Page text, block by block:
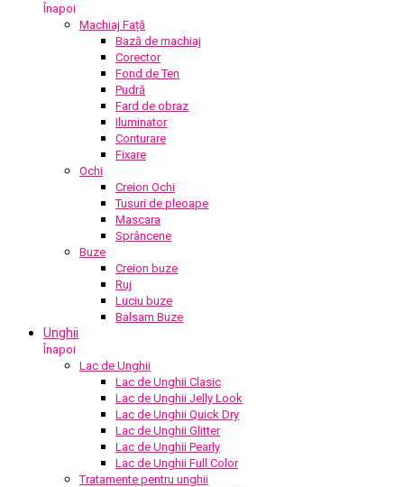
Înapoi
Machiaj Față
Bază de machiaj
Corector
Fond de Ten
Pudră
Fard de obraz
Iluminator
Conturare
Fixare
Ochi
Creion Ochi
Tușuri de pleoape
Mascara
Sprâncene
Buze
Creion buze
Ruj
Luciu buze
Balsam Buze
Unghii
Înapoi
Lac de Unghii
Lac de Unghii Clasic
Lac de Unghii Jelly Look
Lac de Unghii Quick Dry
Lac de Unghii Glitter
Lac de Unghii Pearly
Lac de Unghii Full Color
Tratamente pentru unghii